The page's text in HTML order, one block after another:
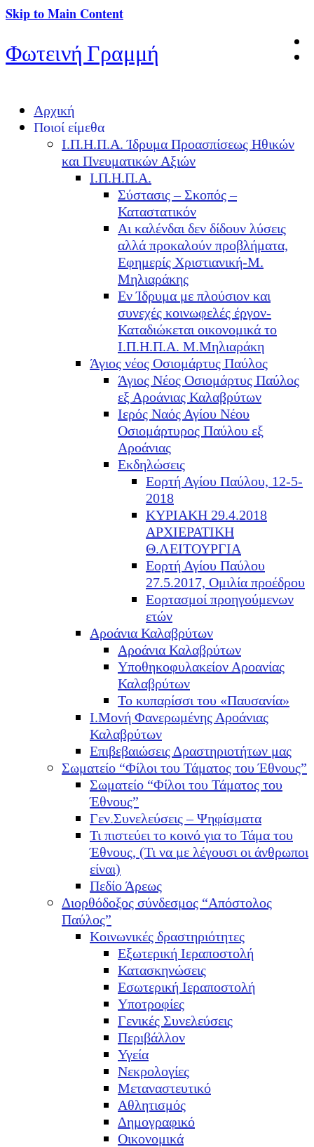
Skip to Main Content
Φωτεινή Γραμμή
Αρχική
Ποιοί είμεθα
Ι.Π.Η.Π.Α. Ίδρυμα Προασπίσεως Ηθικών
και Πνευματικών Αξιών
Ι.Π.Η.Π.Α.
Σύστασις – Σκοπός –
Καταστατικόν
Αι καλένδαι δεν δίδουν λύσεις
αλλά προκαλούν προβλήματα,
Εφημερίς Χριστιανική-Μ.
Μηλιαράκης
Εν Ίδρυμα με πλούσιον και
συνεχές κοινωφελές έργον-
Καταδιώκεται οικονομικά το
Ι.Π.Η.Π.Α. Μ.Μηλιαράκη
Άγιος νέος Οσιομάρτυς Παύλος
Άγιος Νέος Οσιομάρτυς Παύλος
εξ Αροάνιας Καλαβρύτων
Ιερός Ναός Αγίου Νέου
Οσιομάρτυρος Παύλου εξ
Αροάνιας
Εκδηλώσεις
Εορτή Αγίου Παύλου, 12-5-
2018
ΚΥΡΙΑΚΗ 29.4.2018
ΑΡΧΙΕΡΑΤΙΚΗ
Θ.ΛΕΙΤΟΥΡΓΙΑ
Εορτή Αγίου Παύλου
27.5.2017, Ομιλία προέδρου
Εορτασμοί προηγούμενων
ετών
Αροάνια Καλαβρύτων
Αροάνια Καλαβρύτων
Υποθηκοφυλακείον Αροανίας
Καλαβρύτων
Το κυπαρίσσι του «Παυσανία»
Ι.Μονή Φανερωμένης Αροάνιας
Καλαβρύτων
Επιβεβαιώσεις Δραστηριοτήτων μας
Σωματείο “Φίλοι του Τάματος του Έθνους”
Σωματείο “Φίλοι του Τάματος του
Έθνους”
Γεν.Συνελεύσεις – Ψηφίσματα
Τι πιστεύει το κοινό για το Τάμα του
Έθνους, (Τι να με λέγουσι οι άνθρωποι
είναι)
Πεδίο Άρεως
Διορθόδοξος σύνδεσμος “Απόστολος
Παύλος”
Κοινωνικές δραστηριότητες
Εξωτερική Ιεραποστολή
Κατασκηνώσεις
Εσωτερική Ιεραποστολή
Υποτροφίες
Γενικές Συνελεύσεις
Περιβάλλον
Υγεία
Νεκρολογίες
Μεταναστευτικό
Αθλητισμός
Δημογραφικό
Οικονομικά